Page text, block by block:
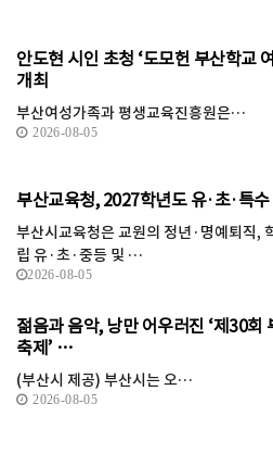
안도현 시인 초청 ‘도모헌 부산학교
개최
부산여성가족과 평생교육진흥원은…
2026-08-05
부산교육청, 2027학년도 유·초·특
부산시교육청은 교원의 정년·명예퇴직,
립 유·초·중등 및 …
2026-08-05
젊음과 음악, 낭만 어우러진 ‘제30회
축제’ …
(부산시 제공) 부산시는 오…
2026-08-05